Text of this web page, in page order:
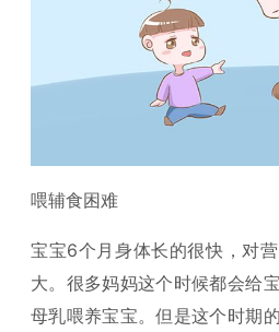
喂辅食困难
宝宝6个月身体长的很快，对
大。很多妈妈这个时候都会给
母乳喂养宝宝。但是这个时期